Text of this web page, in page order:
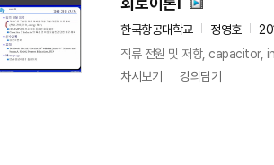
한국항공대학교 정영호
직류 전원 및 저항, capacitor,
차시보기
강의담기